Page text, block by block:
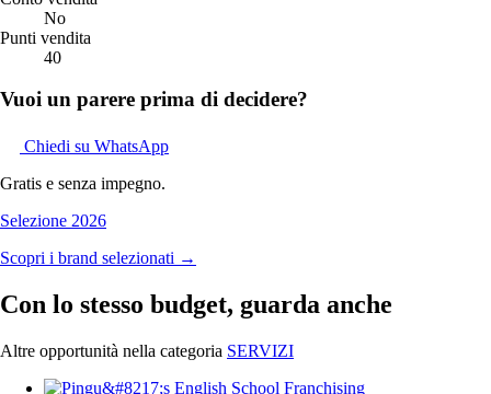
No
Punti vendita
40
Vuoi un parere prima di decidere?
Chiedi su WhatsApp
Gratis e senza impegno.
Selezione 2026
Scopri i brand selezionati →
Con lo stesso budget, guarda anche
Altre opportunità nella categoria SERVIZI